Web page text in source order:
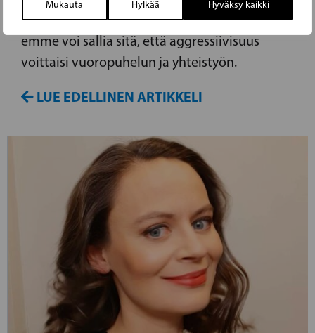
Mukauta Hylkää Hyväksy kaikki
tuntuvia varmasti myös meillä Suomessa,
emme voi sallia sitä, että aggressiivisuus
voittaisi vuoropuhelun ja yhteistyön.
LUE EDELLINEN ARTIKKELI